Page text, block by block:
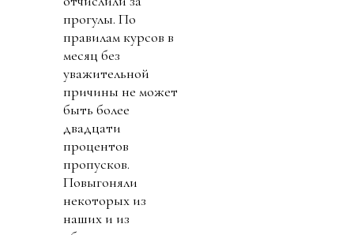
прогулы. По
правилам курсов в
месяц без
уважительной
причины не может
быть более
двадцати
процентов
пропусков.
Повыгоняли
некоторых из
наших и из